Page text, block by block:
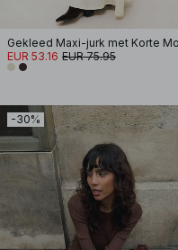
EUR 53.16 EUR 75.95
-30%